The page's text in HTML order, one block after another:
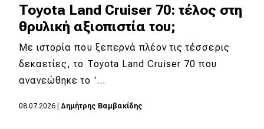
eDRIVE
DRIVE USED
Toyota Land Cruiser 70: τέλος στη
θρυλική αξιοπιστία του;
Με ιστορία που ξεπερνά πλέον τις τέσσερις
δεκαετίες, το Toyota Land Cruiser 70 που
ανανεώθηκε το '…
08.07.2026 Δημήτρης Βαμβακίδης